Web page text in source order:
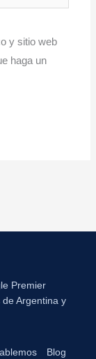
y sitio web
haga un
Premier
Argentina y
Blog